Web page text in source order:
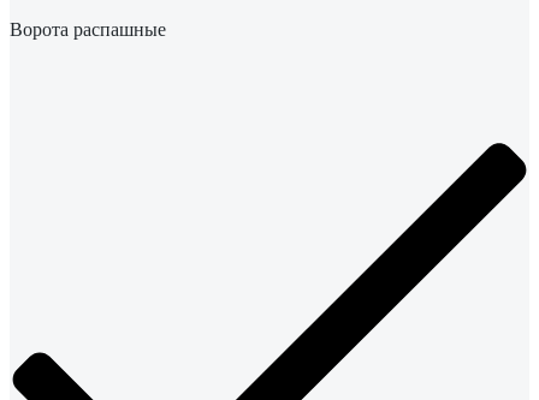
Ворота распашные